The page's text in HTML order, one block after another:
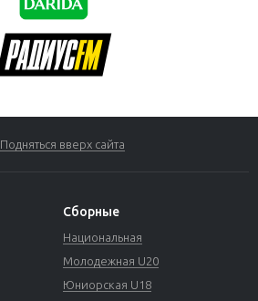
Чт, 13.08.26
Подняться вверх сайта
Сборные
Национальная
Молодежная U20
Юниорская U18